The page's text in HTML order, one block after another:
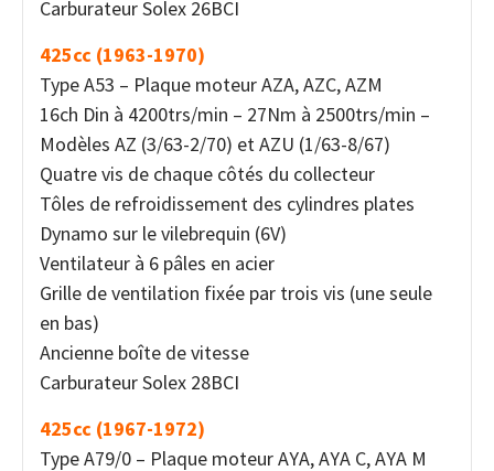
Carburateur Solex 26BCI
425cc (1963-1970)
Type A53 – Plaque moteur AZA, AZC, AZM
16ch Din à 4200trs/min – 27Nm à 2500trs/min –
Modèles AZ (3/63-2/70) et AZU (1/63-8/67)
Quatre vis de chaque côtés du collecteur
Tôles de refroidissement des cylindres plates
Dynamo sur le vilebrequin (6V)
Ventilateur à 6 pâles en acier
Grille de ventilation fixée par trois vis (une seule
en bas)
Ancienne boîte de vitesse
Carburateur Solex 28BCI
425cc (1967-1972)
Type A79/0 – Plaque moteur AYA, AYA C, AYA M